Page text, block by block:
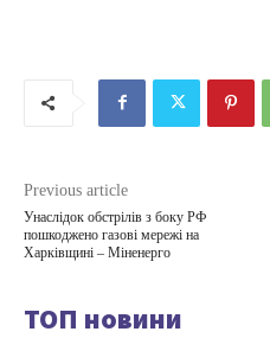
Previous article
Унаслідок обстрілів з боку РФ
пошкоджено газові мережі на
Харківщині – Міненерго
ТОП новини